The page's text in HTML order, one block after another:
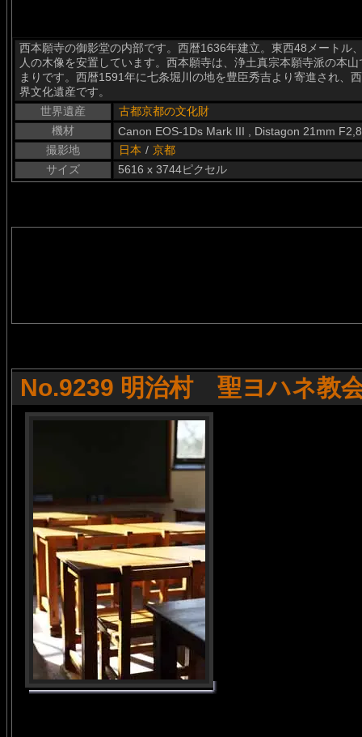
西本願寺の御影堂の内部です。西暦1636年建立。東西48メートル
人の木像を安置しています。西本願寺は、浄土真宗本願寺派の本
まりです。西暦1591年に七条堀川の地を豊臣秀吉より寄進され、
界文化遺産です。
世界遺産
古都京都の文化財
機材
Canon EOS-1Ds Mark III , Distagon 21mm F2,8
撮影地
日本 / 京都
サイズ
5616 x 3744ピクセル
No.9239 明治村 聖ヨハネ教